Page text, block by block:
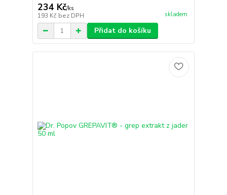
234 Kč/ks
193 Kč bez DPH skladem
Přidat do košíku